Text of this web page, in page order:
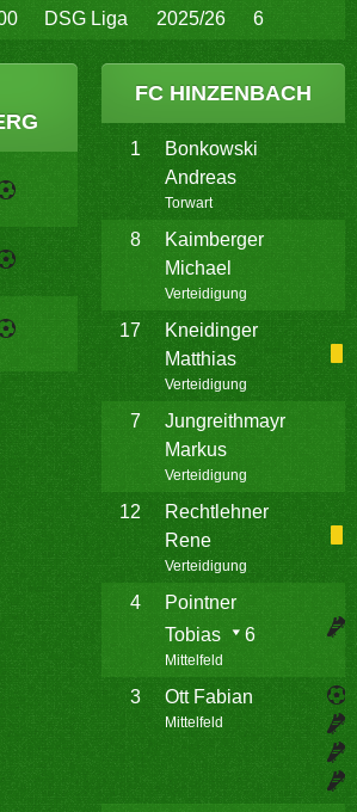
DSG Liga 2025/26 6
FC HINZENBACH
1
Bonkowski
Andreas
Torwart
8
Kaimberger
Michael
Verteidigung
17
Kneidinger
Matthias
Verteidigung
7
Jungreithmayr
Markus
Verteidigung
12
Rechtlehner
Rene
Verteidigung
4
Pointner
Tobias
6
Mittelfeld
3 Ott Fabian
Mittelfeld